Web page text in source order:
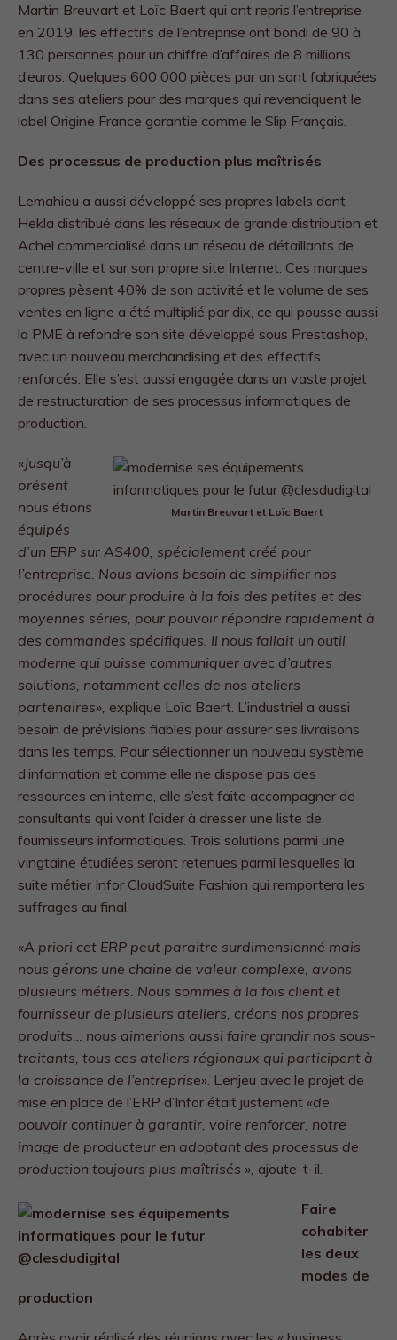
Martin Breuvart et Loïc Baert qui ont repris l’entreprise
en 2019, les effectifs de l’entreprise ont bondi de 90 à
130 personnes pour un chiffre d’affaires de 8 millions
d’euros. Quelques 600 000 pièces par an sont fabriquées
dans ses ateliers pour des marques qui revendiquent le
label Origine France garantie comme le Slip Français.
Des processus de production plus maîtrisés
Lemahieu a aussi développé ses propres labels dont
Hekla distribué dans les réseaux de grande distribution et
Achel commercialisé dans un réseau de détaillants de
centre-ville et sur son propre site Internet. Ces marques
propres pèsent 40% de son activité et le volume de ses
ventes en ligne a été multiplié par dix, ce qui pousse aussi
la PME à refondre son site développé sous Prestashop,
avec un nouveau merchandising et des effectifs
renforcés. Elle s’est aussi engagée dans un vaste projet
de restructuration de ses processus informatiques de
production.
Martin Breuvart et Loïc Baert
«Jusqu’à
présent
nous étions
équipés
d’un ERP sur AS400, spécialement créé pour
l’entreprise. Nous avions besoin de simplifier nos
procédures pour produire à la fois des petites et des
moyennes séries, pour pouvoir répondre rapidement à
des commandes spécifiques. Il nous fallait un outil
moderne qui puisse communiquer avec d’autres
solutions, notamment celles de nos ateliers
partenaires», explique Loïc Baert. L’industriel a aussi
besoin de prévisions fiables pour assurer ses livraisons
dans les temps. Pour sélectionner un nouveau système
d’information et comme elle ne dispose pas des
ressources en interne, elle s’est faite accompagner de
consultants qui vont l’aider à dresser une liste de
fournisseurs informatiques. Trois solutions parmi une
vingtaine étudiées seront retenues parmi lesquelles la
suite métier Infor CloudSuite Fashion qui remportera les
suffrages au final.
«A priori cet ERP peut paraitre surdimensionné mais
nous gérons une chaine de valeur complexe, avons
plusieurs métiers. Nous sommes à la fois client et
fournisseur de plusieurs ateliers, créons nos propres
produits… nous aimerions aussi faire grandir nos sous-
traitants, tous ces ateliers régionaux qui participent à
la croissance de l’entreprise». L’enjeu avec le projet de
mise en place de l’ERP d’Infor était justement «de
pouvoir continuer à garantir, voire renforcer, notre
image de producteur en adoptant des processus de
production toujours plus maîtrisés », ajoute-t-il.
Faire
cohabiter
les deux
modes de
production